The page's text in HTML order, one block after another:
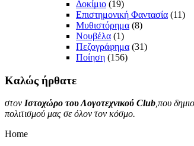
Δοκίμιο (19)
Επιστημονική Φαντασία (11)
Μυθιστόρημα (8)
Νουβέλα (1)
Πεζογράφημα (31)
Ποίηση (156)
Καλώς ήρθατε
στον Ιστοχώρο του Λογοτεχνικού Club,που
πολιτισμού μας σε όλον τον κόσμο.
Home